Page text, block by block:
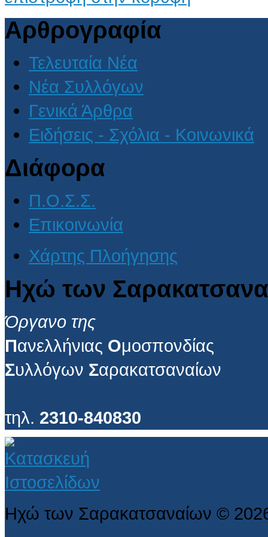
Αρθρογραφία
Τελευταία Νέα
Νέα Συλλόγων
Γενικά Άρθρα
Ειδήσεις - Σχόλια - Κοινωνικά
Διάφορα
Π.Ο.Σ.Σ.
Επικοινωνία
Χάρτης Πλοήγησης
Ηχώ των
Όργανο της
Πανελλήνιας Ομοσπονδίας
Συλλόγων Σαρακατσαναίων
τηλ. 2310-840830
Ηχώ των Σαρακατσαναίων ©